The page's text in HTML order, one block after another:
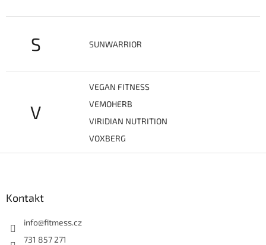
S SUNWARRIOR
V
VEGAN FITNESS
VEMOHERB
VIRIDIAN NUTRITION
VOXBERG
Kontakt
info@fitmess.cz
731 857 271